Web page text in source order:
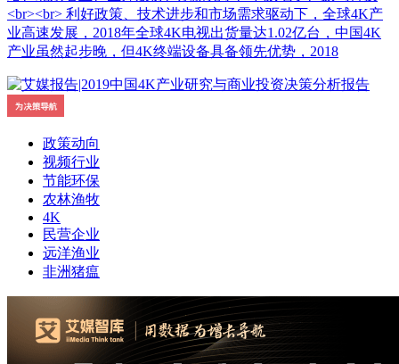
<br><br> 利好政策、技术进步和市场需求驱动下，全球4K产
业高速发展，2018年全球4K电视出货量达1.02亿台，中国4K
产业虽然起步晚，但4K终端设备具备领先优势，2018
政策动向
视频行业
节能环保
农林渔牧
4K
民营企业
远洋渔业
非洲猪瘟